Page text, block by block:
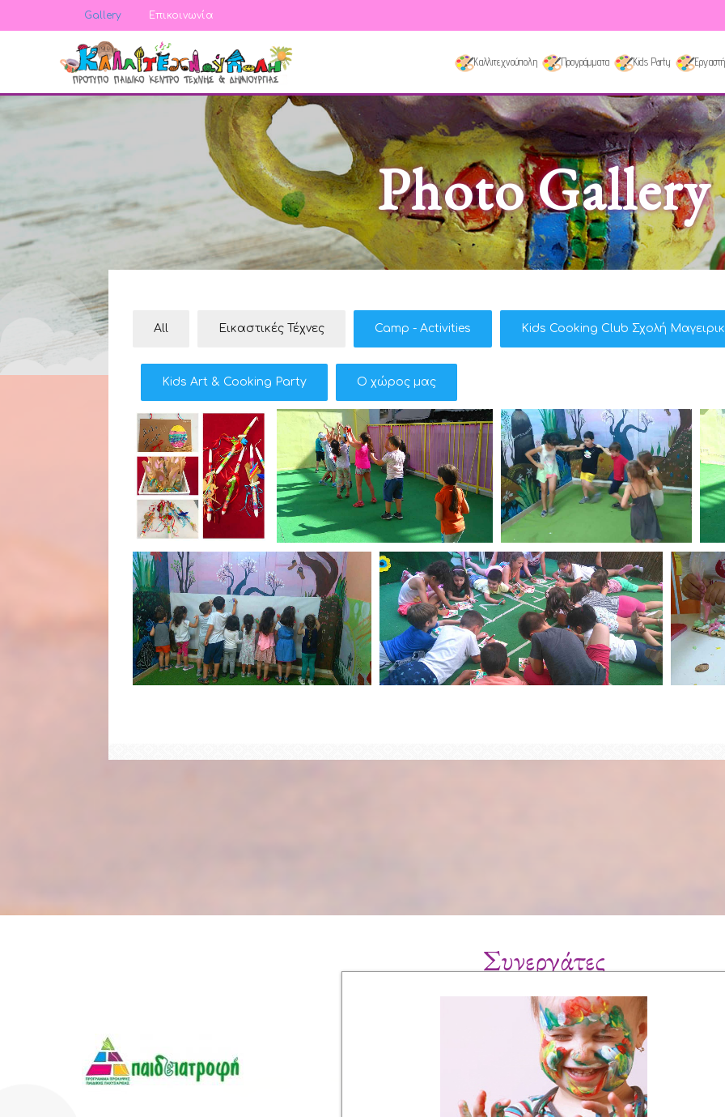
Gallery Επικοινωνία
Καλλιτεχνούπολη Προγράμματα Kids Party
Photo Gallery
All Εικαστικές Τέχνες Camp - Activities Kids Cooking Club Σχολή
Kids Art & Cooking Party Ο χώρος μας
Συνεργάτες